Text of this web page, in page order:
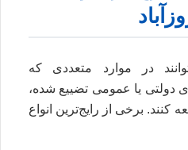
در موارد متعددی که
یا عمومی تضییع شده،
کنند. برخی از رایج‌ترین انواع